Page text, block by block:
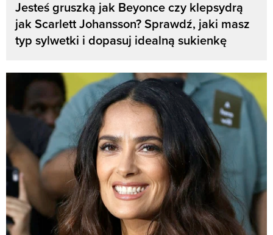
Jesteś gruszką jak Beyonce czy klepsydrą
jak Scarlett Johansson? Sprawdź, jaki masz
typ sylwetki i dopasuj idealną sukienkę